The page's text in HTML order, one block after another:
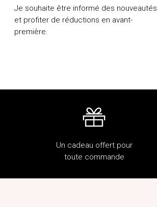
Je souhaite être informé des nouveautés
et profiter de réductions en avant-
première.
Un cadeau offert pour
toute commande